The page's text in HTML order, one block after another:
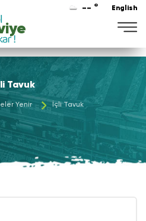
-- ° English
Tavuk
Yenir İçli Tavuk